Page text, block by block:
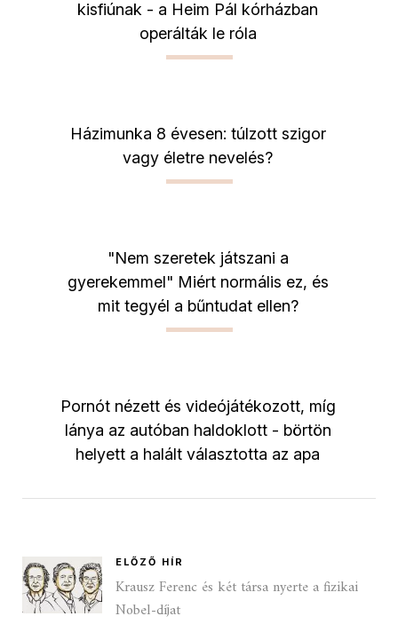
kisfiúnak - a Heim Pál kórházban
operálták le róla
Házimunka 8 évesen: túlzott szigor
vagy életre nevelés?
"Nem szeretek játszani a
gyerekemmel" Miért normális ez, és
mit tegyél a bűntudat ellen?
Pornót nézett és videójátékozott, míg
lánya az autóban haldoklott - börtön
helyett a halált választotta az apa
ELŐZŐ HÍR
Krausz Ferenc és két társa nyerte a fizikai
Nobel-díjat